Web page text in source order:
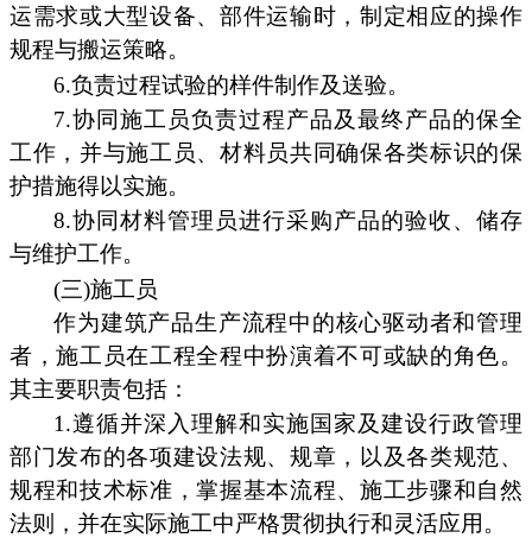
运需求或大型设备、部件运输时，制定相应的操作
规程与搬运策略。
6.负责过程试验的样件制作及送验。
7.协同施工员负责过程产品及最终产品的保全
工作，并与施工员、材料员共同确保各类标识的保
护措施得以实施。
8.协同材料管理员进行采购产品的验收、储存
与维护工作。
(三)施工员
作为建筑产品生产流程中的核心驱动者和管理
者，施工员在工程全程中扮演着不可或缺的角色。
其主要职责包括：
1.遵循并深入理解和实施国家及建设行政管理
部门发布的各项建设法规、规章，以及各类规范、
规程和技术标准，掌握基本流程、施工步骤和自然
法则，并在实际施工中严格贯彻执行和灵活应用。